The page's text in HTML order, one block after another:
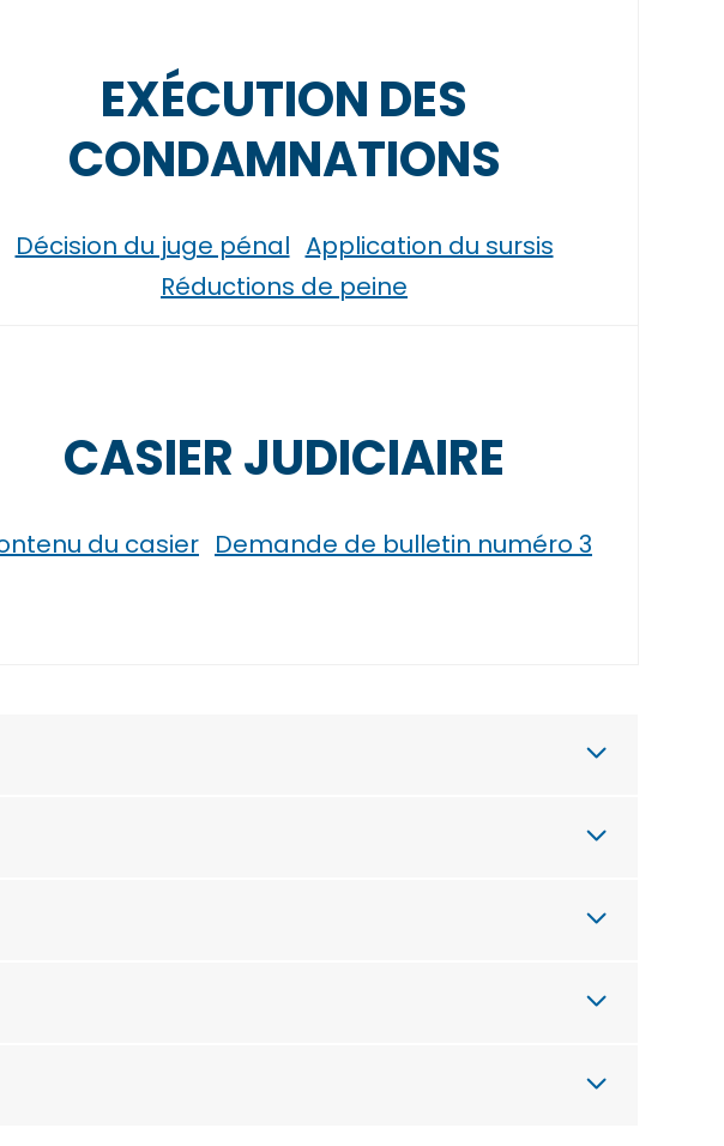
EXÉCUTION DES
CONDAMNATIONS
Décision du juge pénal Application du sursis
Réductions de peine
CASIER JUDICIAIRE
du casier Demande de bulletin numéro 3